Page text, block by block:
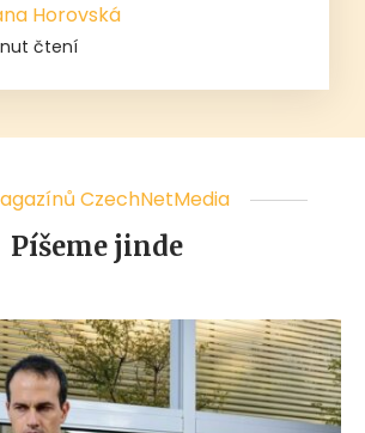
Horovská
čtení
CzechNetMedia
Píšeme jinde